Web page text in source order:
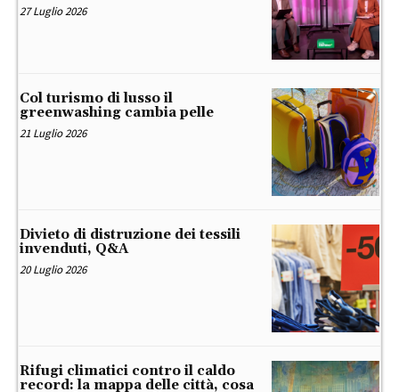
27 Luglio 2026
Col turismo di lusso il
greenwashing cambia pelle
21 Luglio 2026
Divieto di distruzione dei tessili
invenduti, Q&A
20 Luglio 2026
Rifugi climatici contro il caldo
record: la mappa delle città, cosa